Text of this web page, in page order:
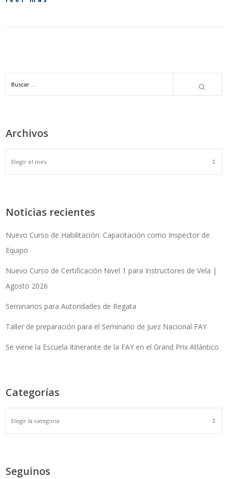
Archivos
ARCHIVOS
Noticias recientes
Nuevo Curso de Habilitación: Capacitación como Inspector de
Equipo
Nuevo Curso de Certificación Nivel 1 para Instructores de Vela |
Agosto 2026
Seminarios para Autoridades de Regata
Taller de preparación para el Seminario de Juez Nacional FAY
Se viene la Escuela Itinerante de la FAY en el Grand Prix Atlántico
Categorías
Seguinos